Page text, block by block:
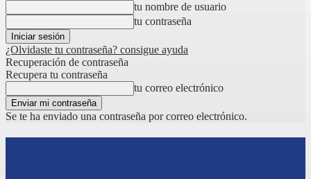
tu nombre de usuario
tu contraseña
¿Olvidaste tu contraseña? consigue ayuda
Recuperación de contraseña
Recupera tu contraseña
tu correo electrónico
Se te ha enviado una contraseña por correo electrónico.